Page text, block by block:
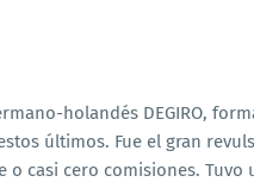
holandés DEGIRO,
últimos. Fue el gran
o casi cero comisiones.